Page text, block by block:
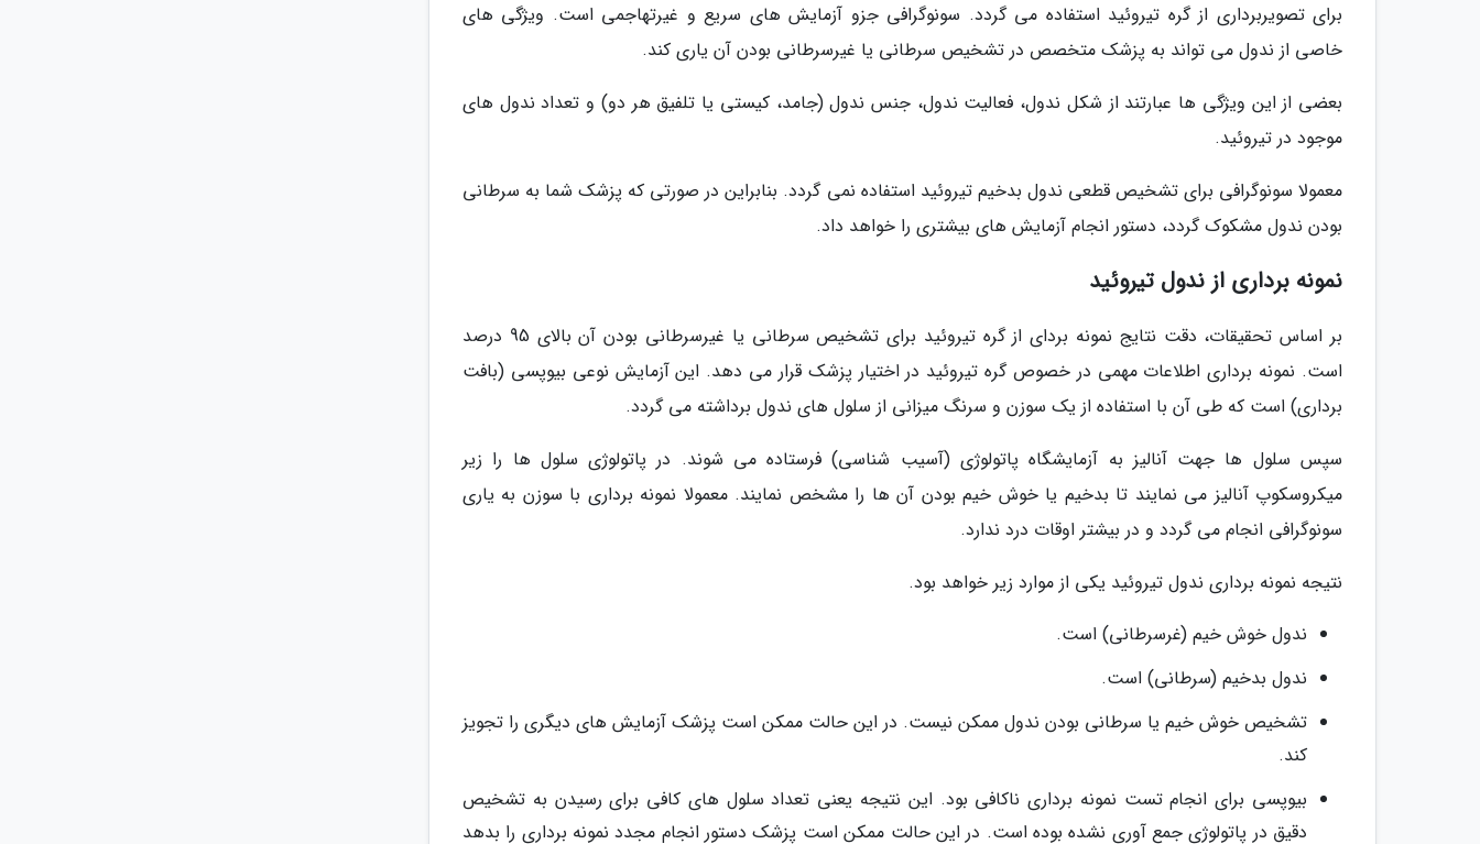
برای تصویربرداری از گره تیروئید استفاده می گردد. سونوگرافی جزو آزمایش های سریع و غیرتهاجمی است. ویژگی های
خاصی از ندول می تواند به پزشک متخصص در تشخیص سرطانی یا غیرسرطانی بودن آن یاری کند.
بعضی از این ویژگی ها عبارتند از شکل ندول، فعالیت ندول، جنس ندول (جامد، کیستی یا تلفیق هر دو) و تعداد ندول های
موجود در تیروئید.
معمولا سونوگرافی برای تشخیص قطعی ندول بدخیم تیروئید استفاده نمی گردد. بنابراین در صورتی که پزشک شما به سرطانی
بودن ندول مشکوک گردد، دستور انجام آزمایش های بیشتری را خواهد داد.
نمونه برداری از ندول تیروئید
بر اساس تحقیقات، دقت نتایج نمونه بردای از گره تیروئید برای تشخیص سرطانی یا غیرسرطانی بودن آن بالای 95 درصد
است. نمونه برداری اطلاعات مهمی در خصوص گره تیروئید در اختیار پزشک قرار می دهد. این آزمایش نوعی بیوپسی (بافت
برداری) است که طی آن با استفاده از یک سوزن و سرنگ میزانی از سلول های ندول برداشته می گردد.
سپس سلول ها جهت آنالیز به آزمایشگاه پاتولوژی (آسیب شناسی) فرستاده می شوند. در پاتولوژی سلول ها را زیر
میکروسکوپ آنالیز می نمایند تا بدخیم یا خوش خیم بودن آن ها را مشخص نمایند. معمولا نمونه برداری با سوزن به یاری
سونوگرافی انجام می گردد و در بیشتر اوقات درد ندارد.
نتیجه نمونه برداری ندول تیروئید یکی از موارد زیر خواهد بود.
ندول خوش خیم (غرسرطانی) است.
ندول بدخیم (سرطانی) است.
تشخیص خوش خیم یا سرطانی بودن ندول ممکن نیست. در این حالت ممکن است پزشک آزمایش های دیگری را تجویز
کند.
بیوپسی برای انجام تست نمونه برداری ناکافی بود. این نتیجه یعنی تعداد سلول های کافی برای رسیدن به تشخیص
دقیق در پاتولوژی جمع آوری نشده بوده است. در این حالت ممکن است پزشک دستور انجام مجدد نمونه برداری را بدهد